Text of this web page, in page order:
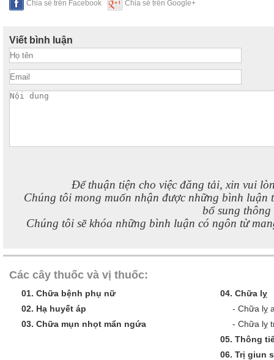
Chia sẻ trên Facebook Chia sẻ trên Google+
Viết bình luận
Để thuận tiện cho việc đăng tải, xin vui
Chúng tôi mong muốn nhận được những bình luận
bổ sung
Chúng tôi sẽ khóa những bình luận có ngôn từ
Các cây thuốc và vị thuốc:
01. Chữa bệnh phụ nữ
02. Hạ huyết áp
03. Chữa mụn nhọt mẩn ngứa
04. Chữa lỵ
- Chữa lỵ
- Chữa lỵ
05. Thông
06. Trị giun